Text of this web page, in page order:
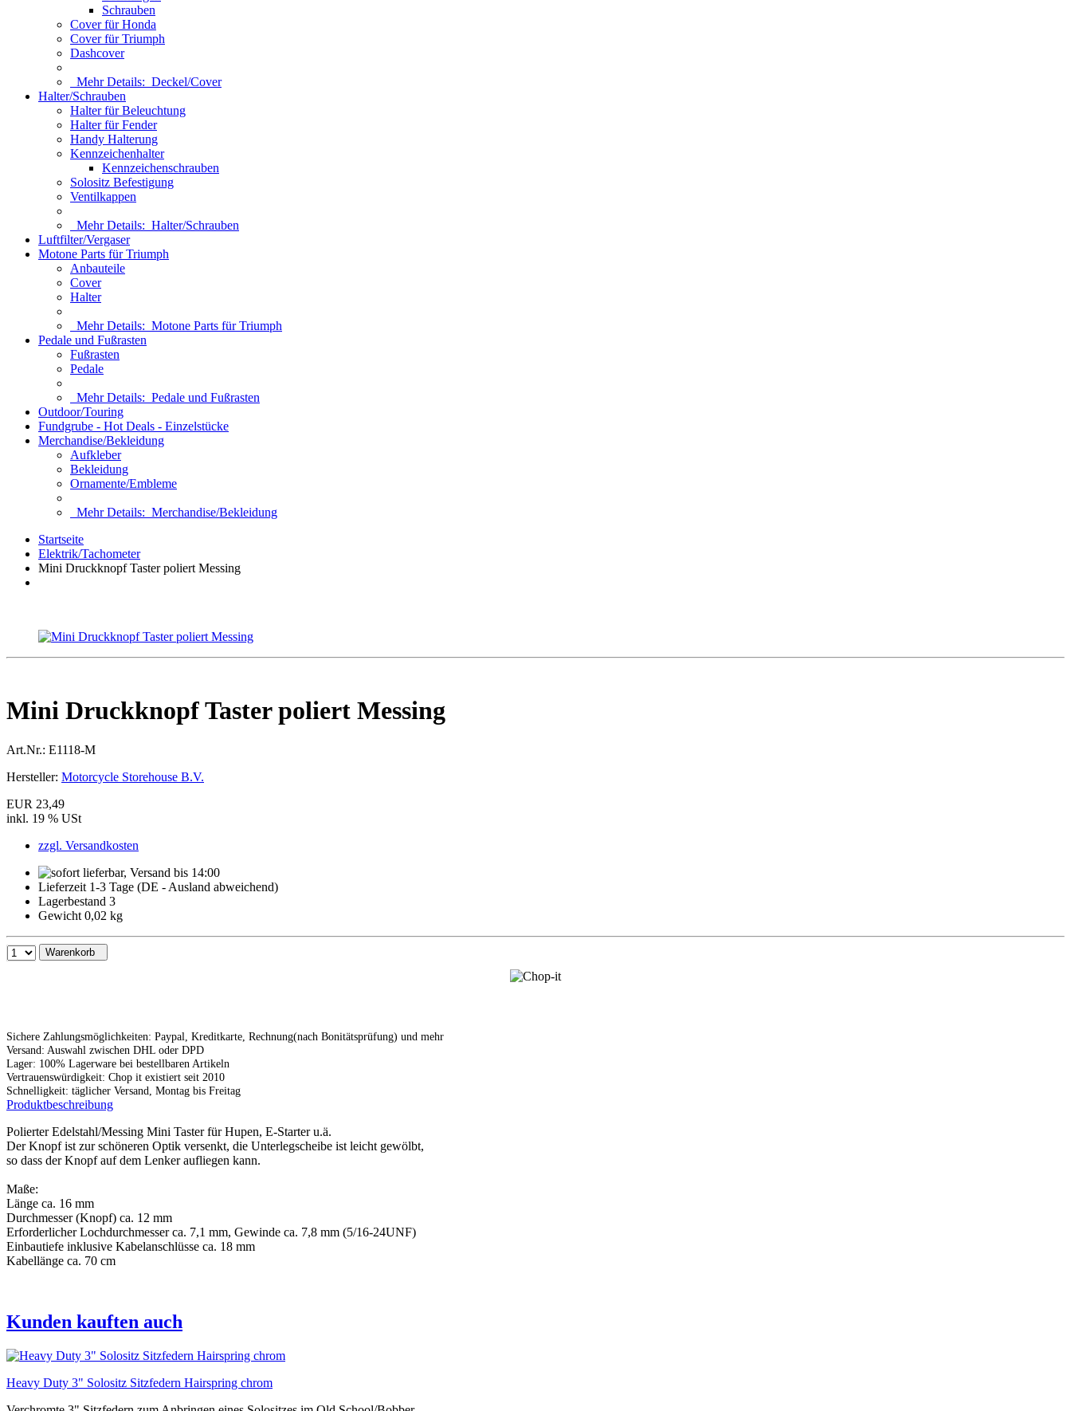
Schrauben
Cover für Honda
Cover für Triumph
Dashcover
Mehr Details: Deckel/Cover
Halter/Schrauben
Halter für Beleuchtung
Halter für Fender
Handy Halterung
Kennzeichenhalter
Kennzeichenschrauben
Solositz Befestigung
Ventilkappen
Mehr Details: Halter/Schrauben
Luftfilter/Vergaser
Motone Parts für Triumph
Anbauteile
Cover
Halter
Mehr Details: Motone Parts für Triumph
Pedale und Fußrasten
Fußrasten
Pedale
Mehr Details: Pedale und Fußrasten
Outdoor/Touring
Fundgrube - Hot Deals - Einzelstücke
Merchandise/Bekleidung
Aufkleber
Bekleidung
Ornamente/Embleme
Mehr Details: Merchandise/Bekleidung
Startseite
Elektrik/Tachometer
Mini Druckknopf Taster poliert Messing
Mini Druckknopf Taster poliert Messing
Art.Nr.: E1118-M
Hersteller: Motorcycle Storehouse B.V.
EUR 23,49
inkl. 19 % USt
zzgl. Versandkosten
Lieferzeit 1-3 Tage (DE - Ausland abweichend)
Lagerbestand 3
Gewicht 0,02 kg
Warenkorb
Sichere Zahlungsmöglichkeiten: Paypal, Kreditkarte, Rechnung(nach Bonitätsprüfung) und mehr
Versand: Auswahl zwischen DHL oder DPD
Lager: 100% Lagerware bei bestellbaren Artikeln
Vertrauenswürdigkeit: Chop it existiert seit 2010
Schnelligkeit: täglicher Versand, Montag bis Freitag
Produktbeschreibung
Polierter Edelstahl/Messing Mini Taster für Hupen, E-Starter u.ä.
Der Knopf ist zur schöneren Optik versenkt, die Unterlegscheibe ist leicht gewölbt,
so dass der Knopf auf dem Lenker aufliegen kann.
Maße:
Länge ca. 16 mm
Durchmesser (Knopf) ca. 12 mm
Erforderlicher Lochdurchmesser ca. 7,1 mm, Gewinde ca. 7,8 mm (5/16-24UNF)
Einbautiefe inklusive Kabelanschlüsse ca. 18 mm
Kabellänge ca. 70 cm
Kunden kauften auch
Heavy Duty 3" Solositz Sitzfedern Hairspring chrom